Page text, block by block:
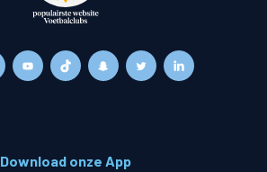
Download onze App